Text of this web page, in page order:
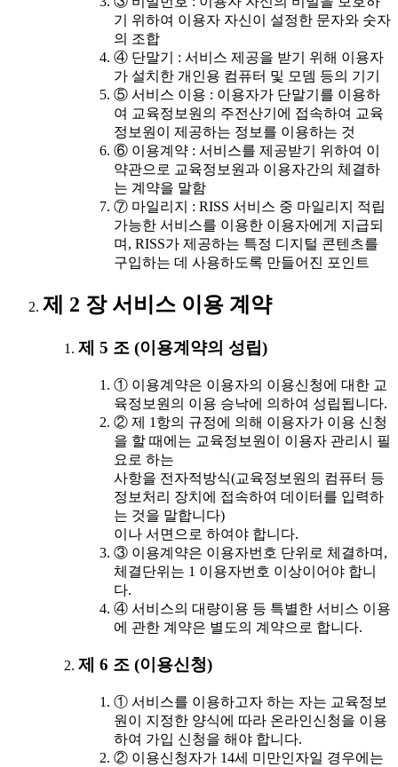
기 위하여 이용자 자신이 설정한 문자와 숫자
의 조합
④ 단말기 : 서비스 제공을 받기 위해 이용자
가 설치한 개인용 컴퓨터 및 모뎀 등의 기기
⑤ 서비스 이용 : 이용자가 단말기를 이용하
여 교육정보원의 주전산기에 접속하여 교육
정보원이 제공하는 정보를 이용하는 것
⑥ 이용계약 : 서비스를 제공받기 위하여 이
약관으로 교육정보원과 이용자간의 체결하
는 계약을 말함
⑦ 마일리지 : RISS 서비스 중 마일리지 적립
가능한 서비스를 이용한 이용자에게 지급되
며, RISS가 제공하는 특정 디지털 콘텐츠를
구입하는 데 사용하도록 만들어진 포인트
제 2 장 서비스 이용 계약
제 5 조 (이용계약의 성립)
① 이용계약은 이용자의 이용신청에 대한 교
육정보원의 이용 승낙에 의하여 성립됩니다.
② 제 1항의 규정에 의해 이용자가 이용 신청
을 할 때에는 교육정보원이 이용자 관리시 필
요로 하는
사항을 전자적방식(교육정보원의 컴퓨터 등
정보처리 장치에 접속하여 데이터를 입력하
는 것을 말합니다)
이나 서면으로 하여야 합니다.
③ 이용계약은 이용자번호 단위로 체결하며,
체결단위는 1 이용자번호 이상이어야 합니
다.
④ 서비스의 대량이용 등 특별한 서비스 이용
에 관한 계약은 별도의 계약으로 합니다.
제 6 조 (이용신청)
① 서비스를 이용하고자 하는 자는 교육정보
원이 지정한 양식에 따라 온라인신청을 이용
하여 가입 신청을 해야 합니다.
② 이용신청자가 14세 미만인자일 경우에는